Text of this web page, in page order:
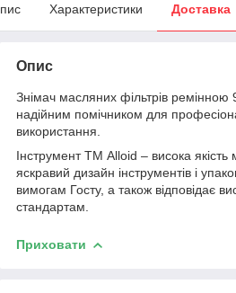
Характеристики Доставка
Опис
Знімач масляних фільтрів ремінною
надійним помічником для
використання.
Інструмент ТМ Alloid – висока якість
яскравий дизайн інструментів і
вимогам Госту, а також відповідає
стандартам.
Приховати